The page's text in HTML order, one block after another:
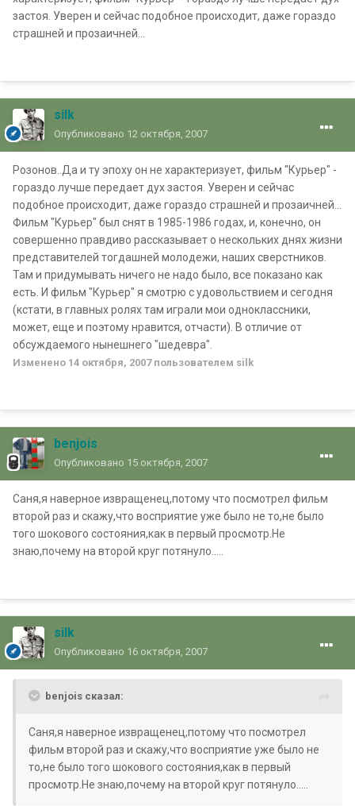
застоя. Уверен и сейчас подобное происходит, даже гораздо
страшней и прозаичней...
silk
Опубликовано 12 октября, 2007
Розонов..Да и ту эпоху он не характеризует, фильм "Курьер" -
гораздо лучше передает дух застоя. Уверен и сейчас
подобное происходит, даже гораздо страшней и прозаичней...
Фильм "Курьер" был снят в 1985-1986 годах, и, конечно, он
совершенно правдиво рассказывает о нескольких днях жизни
представителей тогдашней молодежи, наших сверстников.
Там и придумывать ничего не надо было, все показано как
есть. И фильм "Курьер" я смотрю с удовольствием и сегодня
(кстати, в главных ролях там играли мои одноклассники,
может, еще и поэтому нравится, отчасти). В отличие от
обсуждаемого нынешнего "шедевра".
Изменено 14 октября, 2007пользователем silk
benjois
Опубликовано 15 октября, 2007
Саня,я наверное извращенец,потому что посмотрел фильм
второй раз и скажу,что восприятие уже было не то,не было
того шокового состояния,как в первый просмотр.Не
знаю,почему на второй круг потянуло.....
silk
Опубликовано 16 октября, 2007
benjois сказал:
Саня,я наверное извращенец,потому что посмотрел
фильм второй раз и скажу,что восприятие уже было не
то,не было того шокового состояния,как в первый
просмотр.Не знаю,почему на второй круг потянуло.....